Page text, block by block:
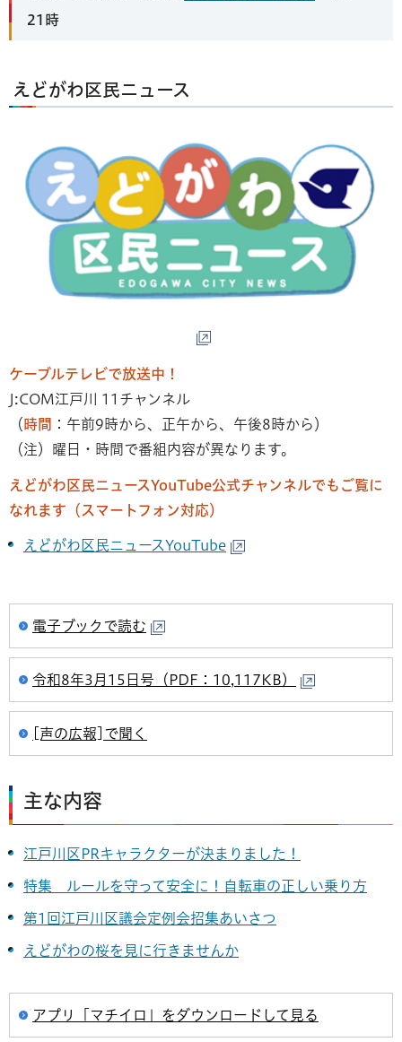
21時
えどがわ区民ニュース
ケーブルテレビで放送中！
J:COM江戸川 11チャンネル
（ 時間
：午前9時から、正午から、午後8時から）
（注）曜日・時間で番組内容が異なります。
えどがわ区民ニュースYouTube公式チャンネルでもご覧に
なれます（スマートフォン対応）
えどがわ区民ニュースYouTube
電子ブックで読む
令和8年3月15日号（PDF：10,117KB）
[声の広報]で聞く
主な内容
江戸川区PRキャラクターが決まりました！
特集 ルールを守って安全に！自転車の正しい乗り方
第1回江戸川区議会定例会招集あいさつ
えどがわの桜を見に行きませんか
アプリ「マチイロ」をダウンロードして見る